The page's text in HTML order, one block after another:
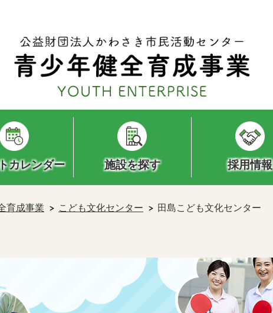
カレンダー 施設を探す 採用情報
育成事業 こども文化センター 田島こども文化センター